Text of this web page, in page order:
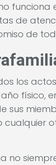
funciona
de
de
los
físico,
cualquier